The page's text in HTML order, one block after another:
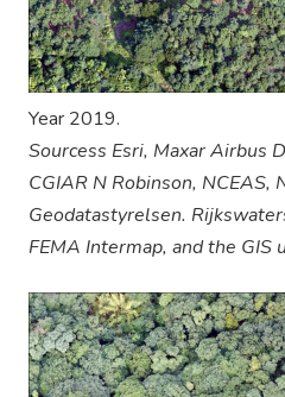
Year 2019.
Sourcess Esri, Maxar Airbus
CGIAR N Robinson, NCEAS,
Geodatastyrelsen.
FEMA Intermap, and the GIS